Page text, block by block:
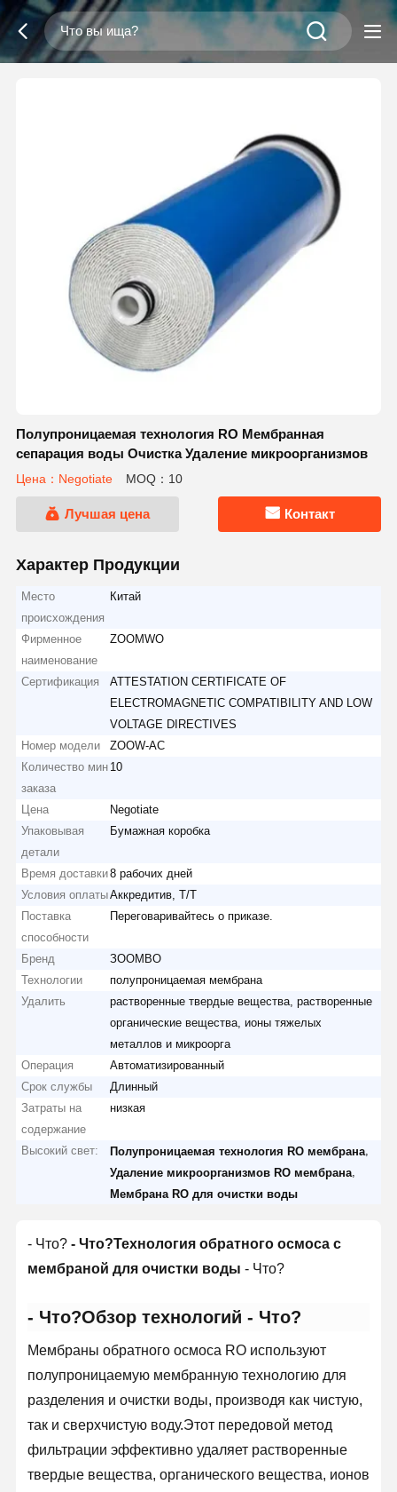
Полупроницаемая технология RO Мембранная
сепарация воды Очистка Удаление микроорганизмов
Цена：Negotiate MOQ：10
Лучшая цена Контакт
Характер Продукции
Место
происхождения
Китай
Фирменное
наименование
ZOOMWO
Сертификация
ATTESTATION CERTIFICATE OF
ELECTROMAGNETIC COMPATIBILITY AND LOW
VOLTAGE DIRECTIVES
Номер модели
ZOOW-AC
Количество мин
заказа
10
Цена
Negotiate
Упаковывая
детали
Бумажная коробка
Время доставки8 рабочих дней
Условия оплатыАккредитив, T/T
Поставка
способности
Переговаривайтесь о приказе.
Бренд
ЗООМВО
Технологии
полупроницаемая мембрана
Удалить
растворенные твердые вещества, растворенные
органические вещества, ионы тяжелых
металлов и микроорга
Операция
Автоматизированный
Срок службы
Длинный
Затраты на
содержание
низкая
Высокий свет: Полупроницаемая технология RO мембрана
Удаление микроорганизмов RO мембрана
Мембрана RO для очистки воды
- Что?- Что?Технология обратного осмоса с
мембраной для очистки воды - Что?
- Что?Обзор технологий - Что?
Мембраны обратного осмоса RO используют
полупроницаемую мембранную технологию для
разделения и очистки воды, производя как чистую,
так и сверхчистую воду.Этот передовой метод
фильтрации эффективно удаляет растворенные
твердые вещества, органического вещества, ионов